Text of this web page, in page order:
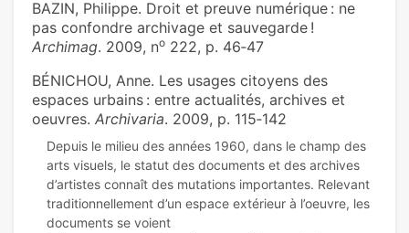
BAZIN, Philippe. Droit et preuve numérique : ne
pas confondre archivage et sauvegarde !
Archimag. 2009, no 222, p. 46‑47
BÉNICHOU, Anne. Les usages citoyens des
espaces urbains : entre actualités, archives et
oeuvres. Archivaria. 2009, p. 115‑142
Depuis le milieu des années 1960, dans le champ des
arts visuels, le statut des documents et des archives
d’artistes connaît des mutations importantes. Relevant
traditionnellement d’un espace extérieur à l’oeuvre, les
documents se voient